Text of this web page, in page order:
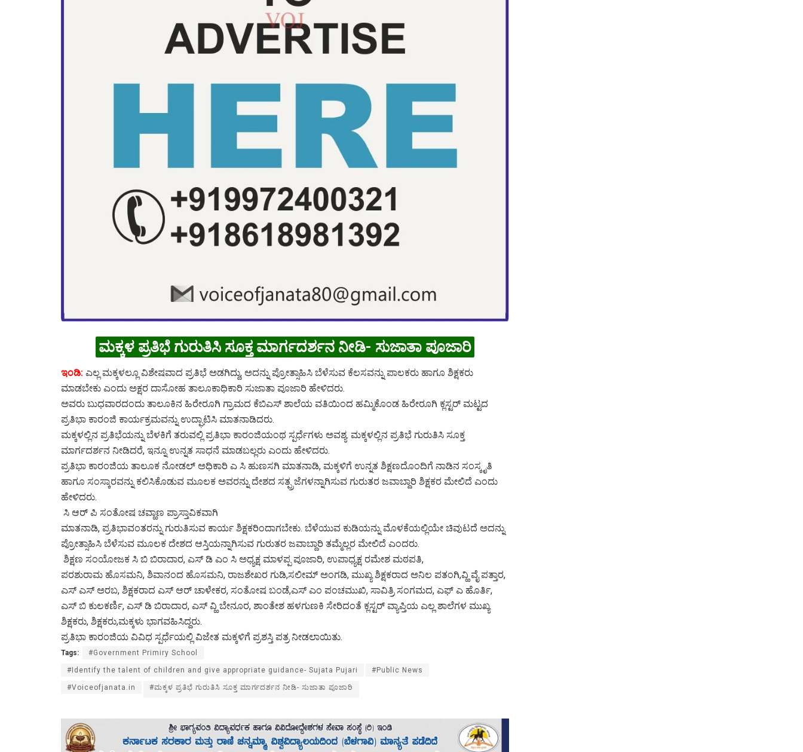
ಮಕ್ಕಳ ಪ್ರತಿಭೆ ಗುರುತಿಸಿ ಸೂಕ್ತ ಮಾರ್ಗದರ್ಶನ ನೀಡಿ- ಸುಜಾತಾ ಪೂಜಾರಿ
ಇಂಡಿ: ಎಲ್ಲ ಮಕ್ಕಳಲ್ಲೂ ವಿಶೇಷವಾದ ಪ್ರತಿಭೆ ಅಡಗಿದ್ದು, ಅದನ್ನು ಪ್ರೋತ್ಸಾಹಿಸಿ ಬೆಳೆಸುವ ಕೆಲಸವನ್ನು ಪಾಲಕರು ಹಾಗೂ ಶಿಕ್ಷಕರು
ಮಾಡಬೇಕು ಎಂದು ಅಕ್ಷರ ದಾಸೋಹ ತಾಲೂಕಾಧಿಕಾರಿ ಸುಜಾತಾ ಪೂಜಾರಿ ಹೇಳಿದರು.
ಅವರು ಬುಧವಾರದಂದು ತಾಲೂಕಿನ ಹಿರೇರೂಗಿ ಗ್ರಾಮದ ಕೆಬಿಎಸ್ ಶಾಲೆಯ ವತಿಯಿಂದ ಹಮ್ಮಿಕೊಂಡ ಹಿರೇರೂಗಿ ಕ್ಲಸ್ಟರ್ ಮಟ್ಟದ
ಪ್ರತಿಭಾ ಕಾರಂಜಿ ಕಾರ್ಯಕ್ರಮವನ್ನು ಉದ್ಘಾಟಿಸಿ ಮಾತನಾಡಿದರು.
ಮಕ್ಕಳಲ್ಲಿನ ಪ್ರತಿಭೆಯನ್ನು ಬೆಳಕಿಗೆ ತರುವಲ್ಲಿ ಪ್ರತಿಭಾ ಕಾರಂಜಿಯಂಥ ಸ್ಪರ್ಧೆಗಳು ಅವಶ್ಯ. ಮಕ್ಕಳಲ್ಲಿನ ಪ್ರತಿಭೆ ಗುರುತಿಸಿ ಸೂಕ್ತ
ಮಾರ್ಗದರ್ಶನ ನೀಡಿದರೆ, ಇನ್ನೂ ಉನ್ನತ ಸಾಧನೆ ಮಾಡಬಲ್ಲರು ಎಂದು ಹೇಳಿದರು.
ಪ್ರತಿಭಾ ಕಾರಂಜಿಯ ತಾಲೂಕ ನೋಡಲ್ ಅಧಿಕಾರಿ ಎ ಸಿ ಹುಣಸಗಿ ಮಾತನಾಡಿ, ಮಕ್ಕಳಿಗೆ ಉನ್ನತ ಶಿಕ್ಷಣದೊಂದಿಗೆ ನಾಡಿನ ಸಂಸ್ಕೃತಿ
ಹಾಗೂ ಸಂಸ್ಕಾರವನ್ನು ಕಲಿಸಿಕೊಡುವ ಮೂಲಕ ಅವರನ್ನು ದೇಶದ ಸತ್ಪ್ರಜೆಗಳನ್ನಾಗಿಸುವ ಗುರುತರ ಜವಾಬ್ದಾರಿ ಶಿಕ್ಷಕರ ಮೇಲಿದೆ ಎಂದು
ಹೇಳಿದರು.
ಸಿ ಆರ್ ಪಿ ಸಂತೋಷ ಚವ್ಹಾಣ ಪ್ರಾಸ್ತಾವಿಕವಾಗಿ
ಮಾತನಾಡಿ, ಪ್ರತಿಭಾವಂತರನ್ನು ಗುರುತಿಸುವ ಕಾರ್ಯ ಶಿಕ್ಷಕರಿಂದಾಗಬೇಕು. ಬೆಳೆಯುವ ಕುಡಿಯನ್ನು ಮೊಳಕೆಯಲ್ಲಿಯೇ ಚಿವುಟದೆ ಅದನ್ನು
ಪ್ರೋತ್ಸಾಹಿಸಿ ಬೆಳೆಸುವ ಮೂಲಕ ದೇಶದ ಆಸ್ತಿಯನ್ನಾಗಿಸುವ ಗುರುತರ ಜವಾಬ್ದಾರಿ ತಮ್ಮೆಲ್ಲರ ಮೇಲಿದೆ ಎಂದರು.
ಶಿಕ್ಷಣ ಸಂಯೋಜಕ ಸಿ ಬಿ ಬಿರಾದಾರ, ಎಸ್ ಡಿ ಎಂ ಸಿ ಅಧ್ಯಕ್ಷ ಮಾಳಪ್ಪ ಪೂಜಾರಿ, ಉಪಾಧ್ಯಕ್ಷ ರಮೇಶ ಮಠಪತಿ,
ಪರಶುರಾಮ ಹೊಸಮನಿ, ಶಿವಾನಂದ ಹೊಸಮನಿ, ರಾಜಶೇಖರ ಗುಡಿ,ಸಲೀಮ್ ಅಂಗಡಿ, ಮುಖ್ಯ ಶಿಕ್ಷಕರಾದ ಅನಿಲ ಪತಂಗಿ,ವ್ಹಿ ವೈ ಪತ್ತಾರ,
ಎಸ್ ಎಸ್ ಅರಬ, ಶಿಕ್ಷಕರಾದ ಎಸ್ ಆರ್ ಚಾಳೇಕರ, ಸಂತೋಷ ಬಂಡೆ,ಎಸ್ ಎಂ ಪಂಚಮುಖಿ, ಸಾವಿತ್ರಿ ಸಂಗಮದ, ಎಫ್ ಎ ಹೊರ್ತಿ,
ಎಸ್ ಬಿ ಕುಲಕರ್ಣಿ, ಎಸ್ ಡಿ ಬಿರಾದಾರ, ಎಸ್ ವ್ಹಿ ಬೇನೂರ, ಶಾಂತೇಶ ಹಳಗುಣಕಿ ಸೇರಿದಂತೆ ಕ್ಲಸ್ಟರ್ ವ್ಯಾಪ್ತಿಯ ಎಲ್ಲ ಶಾಲೆಗಳ ಮುಖ್ಯ
ಶಿಕ್ಷಕರು, ಶಿಕ್ಷಕರು,ಮಕ್ಕಳು ಭಾಗವಹಿಸಿದ್ದರು.
ಪ್ರತಿಭಾ ಕಾರಂಜಿಯ ವಿವಿಧ ಸ್ಪರ್ಧೆಯಲ್ಲಿ ವಿಜೇತ ಮಕ್ಕಳಿಗೆ ಪ್ರಶಸ್ತಿ ಪತ್ರ ನೀಡಲಾಯಿತು.
Tags: #Government Primiry School
#Identify the talent of children and give appropriate guidance- Sujata Pujari #Public News
#Voiceofjanata.in #ಮಕ್ಕಳ ಪ್ರತಿಭೆ ಗುರುತಿಸಿ ಸೂಕ್ತ ಮಾರ್ಗದರ್ಶನ ನೀಡಿ- ಸುಜಾತಾ ಪೂಜಾರಿ